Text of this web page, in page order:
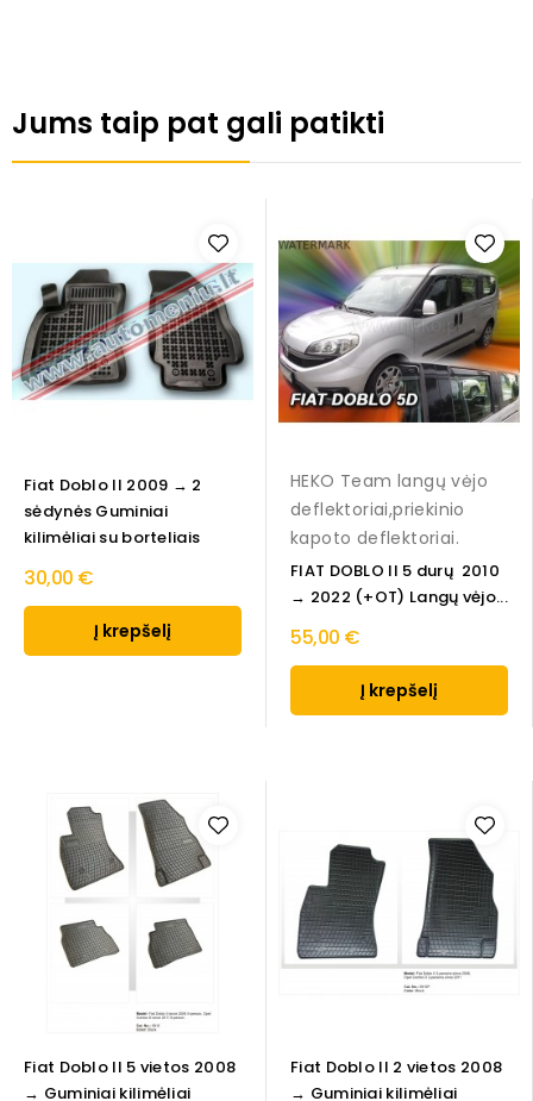
Jums taip pat gali patikti
Fiat Doblo II 2009 → 2
sėdynės Guminiai
kilimėliai su borteliais
30,00 €
Į krepšelį
HEKO Team langų vėjo
deflektoriai,priekinio
kapoto deflektoriai.
FIAT DOBLO II 5 durų 2010
→ 2022 (+OT) Langų vėjo...
55,00 €
Į krepšelį
Fiat Doblo II 5 vietos 2008
→ Guminiai kilimėliai
Fiat Doblo II 2 vietos 2008
→ Guminiai kilimėliai